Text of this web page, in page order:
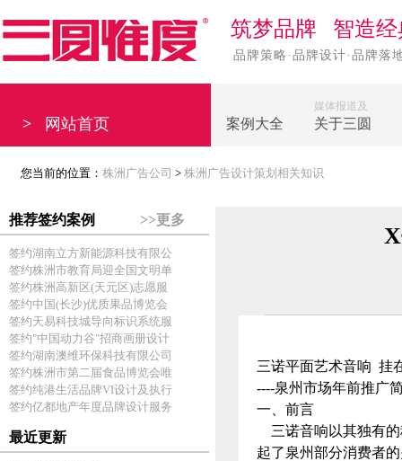
筑梦品牌 智造经
品牌策略·品牌设计·品牌落
> 网站首页 案例大全
媒体报道及
关于三圆
您当前的位置： 株洲广告公司 > 株洲广告设计策划相关知识
推荐签约案例 >>更多
签约湖南立方新能源科技有限公
签约株洲市教育局迎全国文明单
签约株洲高新区(天元区)志愿服
签约中国(长沙)优质果品博览会
签约天易科技城导向标识系统服
签约"中国动力谷"招商画册设计
签约湖南澳维环保科技有限公司
签约株洲市第二届食品博览会唯
签约纯港生活品牌VI设计及执行
签约亿都地产年度品牌设计服务
最近更新
三诺平面艺术音响 挂
----泉州市场年前推广
一、前言
三诺音响以其独有
起了泉州部分消费者